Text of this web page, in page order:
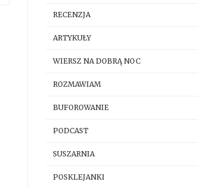
RECENZJA
ARTYKUŁY
WIERSZ NA DOBRĄ NOC
ROZMAWIAM
BUFOROWANIE
PODCAST
SUSZARNIA
POSKLEJANKI